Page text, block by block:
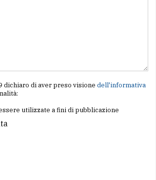
dichiaro di aver preso visione dell'informativa
utilizzate a fini di pubblicazione